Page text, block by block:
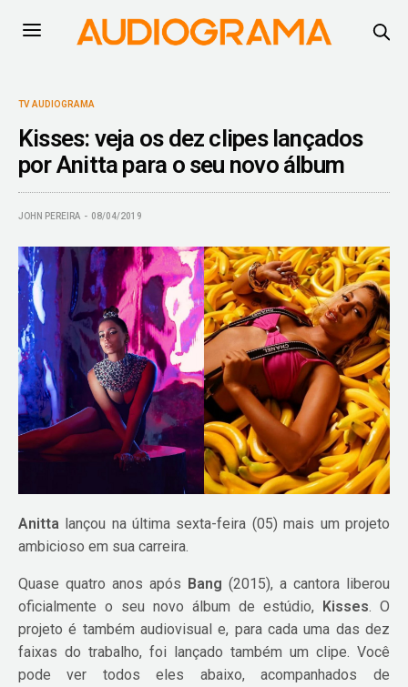
TV AUDIOGRAMA
Kisses: veja os dez clipes lançados
por Anitta para o seu novo álbum
JOHN PEREIRA 08/04/2019
Anitta lançou na última sexta-feira (05) mais um projeto
ambicioso em sua carreira.
Quase quatro anos após Bang (2015), a cantora liberou
oficialmente o seu novo álbum de estúdio, Kisses. O
projeto é também audiovisual e, para cada uma das dez
faixas do trabalho, foi lançado também um clipe. Você
pode ver todos eles abaixo, acompanhados de